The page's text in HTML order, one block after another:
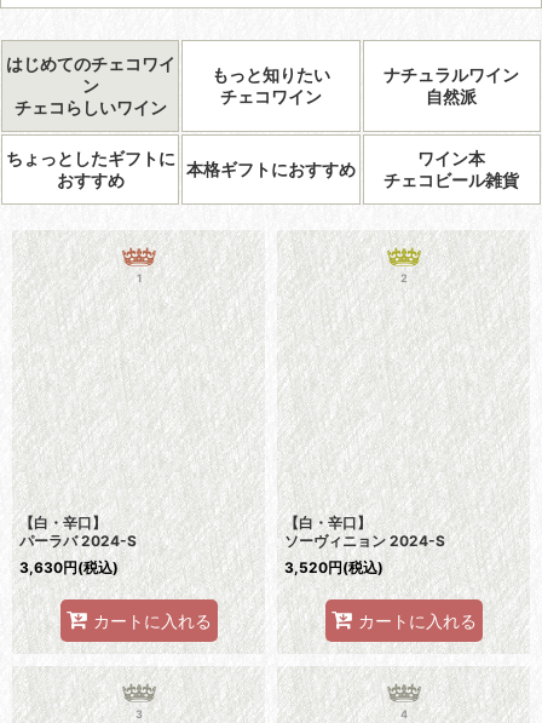
はじめてのチェコワイ
ン
チェコらしいワイン
もっと知りたい
チェコワイン
ナチュラルワイン
自然派
ちょっとしたギフトに
おすすめ
本格ギフトにおすすめ
ワイン本
チェコビール雑貨
1
【白・辛口】
パーラバ 2024-S
3,630円(税込)
カートに入れる
2
【白・辛口】
ソーヴィニョン 2024-S
3,520円(税込)
カートに入れる
3 4